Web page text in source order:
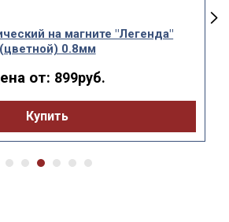
на магните "Легенда"
(цветной) 0.8мм
от: 899руб.
Купить